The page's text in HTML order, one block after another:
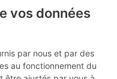
la pista
Dimanche 30 avril
vos données
par nous et par des
au fonctionnement du